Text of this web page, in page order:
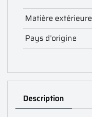
Matière extérieure
Pays d'origine
Description